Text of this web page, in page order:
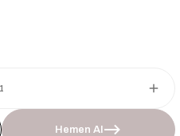
Hemen Al